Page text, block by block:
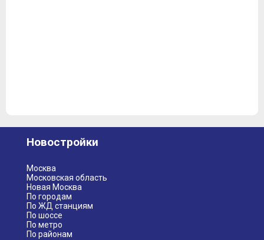
Новостройки
Москва
Московская область
Новая Москва
По городам
По ЖД станциям
По шоссе
По метро
По районам